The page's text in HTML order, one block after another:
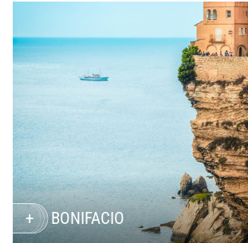
BONIFACIO